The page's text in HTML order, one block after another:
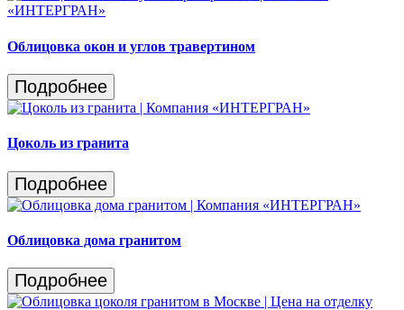
Облицовка окон и углов травертином
Подробнее
Цоколь из гранита
Подробнее
Облицовка дома гранитом
Подробнее